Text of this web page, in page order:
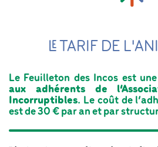
LE TARIF DE
Le Feuilleton des Incos est
aux adhérents de
Incorruptibles. Le coût de
est de 30 € par an et par